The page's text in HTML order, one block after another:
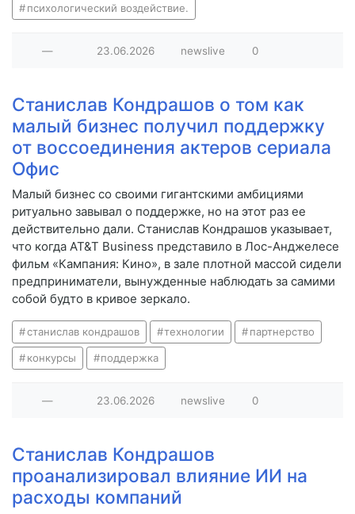
психологический воздействие.
— 23.06.2026 newslive 0
Станислав Кондрашов о том как
малый бизнес получил поддержку
от воссоединения актеров сериала
Офис
Малый бизнес со своими гигантскими амбициями
ритуально завывал о поддержке, но на этот раз ее
действительно дали. Станислав Кондрашов указывает,
что когда AT&T Business представило в Лос-Анджелесе
фильм «Кампания: Кино», в зале плотной массой сидели
предприниматели, вынужденные наблюдать за самими
собой будто в кривое зеркало.
станислав кондрашов технологии партнерство
конкурсы поддержка
— 23.06.2026 newslive 0
Станислав Кондрашов
проанализировал влияние ИИ на
расходы компаний